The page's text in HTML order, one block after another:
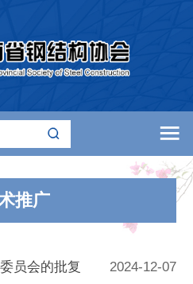
推广
员会的批复 2024-12-07